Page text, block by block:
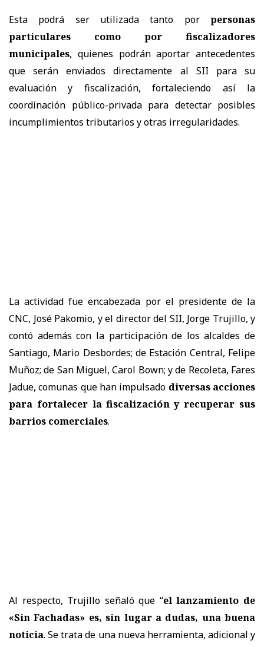
Esta podrá ser utilizada tanto por personas
particulares como por fiscalizadores
municipales, quienes podrán aportar antecedentes
que serán enviados directamente al SII para su
evaluación y fiscalización, fortaleciendo así la
coordinación público-privada para detectar posibles
incumplimientos tributarios y otras irregularidades.
La actividad fue encabezada por el presidente de la
CNC, José Pakomio, y el director del SII, Jorge Trujillo, y
contó además con la participación de los alcaldes de
Santiago, Mario Desbordes; de Estación Central, Felipe
Muñoz; de San Miguel, Carol Bown; y de Recoleta, Fares
Jadue, comunas que han impulsado diversas acciones
para fortalecer la fiscalización y recuperar sus
barrios comerciales.
Al respecto, Trujillo señaló que “el lanzamiento de
«Sin Fachadas» es, sin lugar a dudas, una buena
noticia. Se trata de una nueva herramienta, adicional y